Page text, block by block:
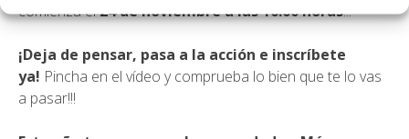
comienza el24 de noviembre a las 16.00 horas!!!
¡Deja de pensar, pasa a la acción e inscríbete
ya! Pincha en el vídeo y comprueba lo bien que te lo vas
a pasar!!!